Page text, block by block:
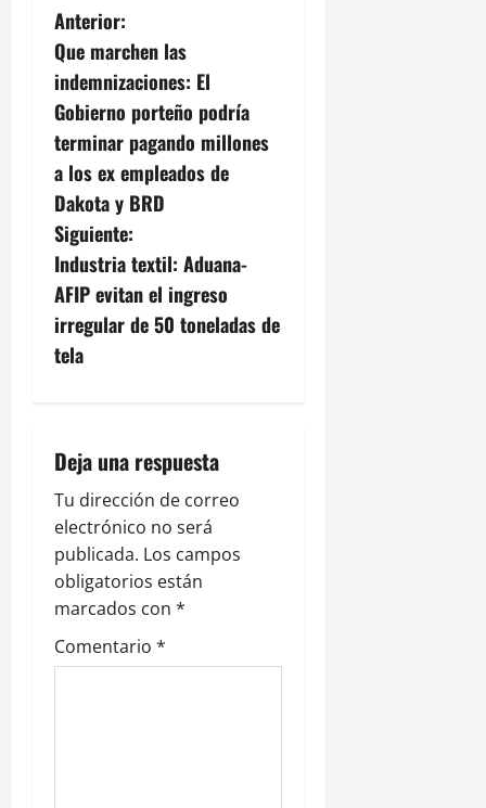
N
a
v
e
g
a
c
i
d
e
e
n
t
Anterior:
Que marchen las
indemnizaciones: El
Gobierno porteño podría
terminar pagando millones
a los ex empleados de
Dakota y BRD
Siguiente:
Industria textil: Aduana-
AFIP evitan el ingreso
irregular de 50 toneladas de
tela
Deja una respuesta
Tu dirección de correo
electrónico no será
publicada. Los campos
obligatorios están
marcados con *
Comentario *